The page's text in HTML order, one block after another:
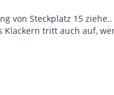
von Steckplatz 15
tritt auch auf,